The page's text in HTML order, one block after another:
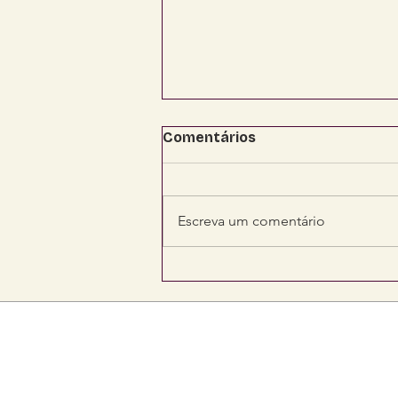
Comentários
Escreva um comentário